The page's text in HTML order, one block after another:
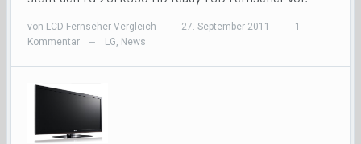
von LCD Fernseher Vergleich — 27. September 2011 —
1
Kommentar
— LG, News